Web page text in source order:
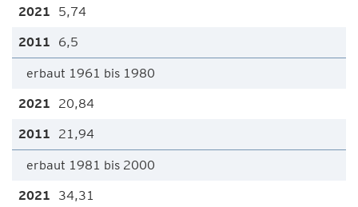
5,74
6,5
erbaut 1961 bis 1980
20,84
21,94
erbaut 1981 bis 2000
34,31